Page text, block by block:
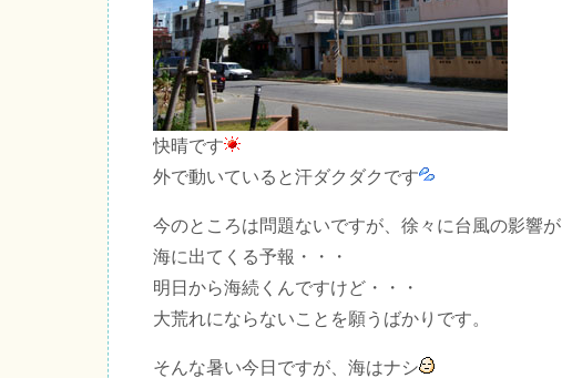
快晴です
外で動いていると汗ダクダクです
今のところは問題ないですが、徐々に台風の影響が
海に出てくる予報・・・
明日から海続くんですけど・・・
大荒れにならないことを願うばかりです。
そんな暑い今日ですが、海はナシ